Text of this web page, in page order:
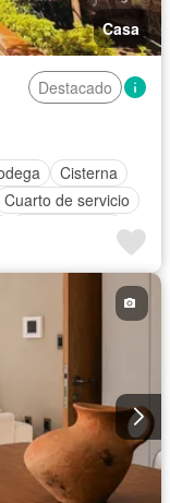
Casa
Destacado
Cisterna
Cuarto de servicio